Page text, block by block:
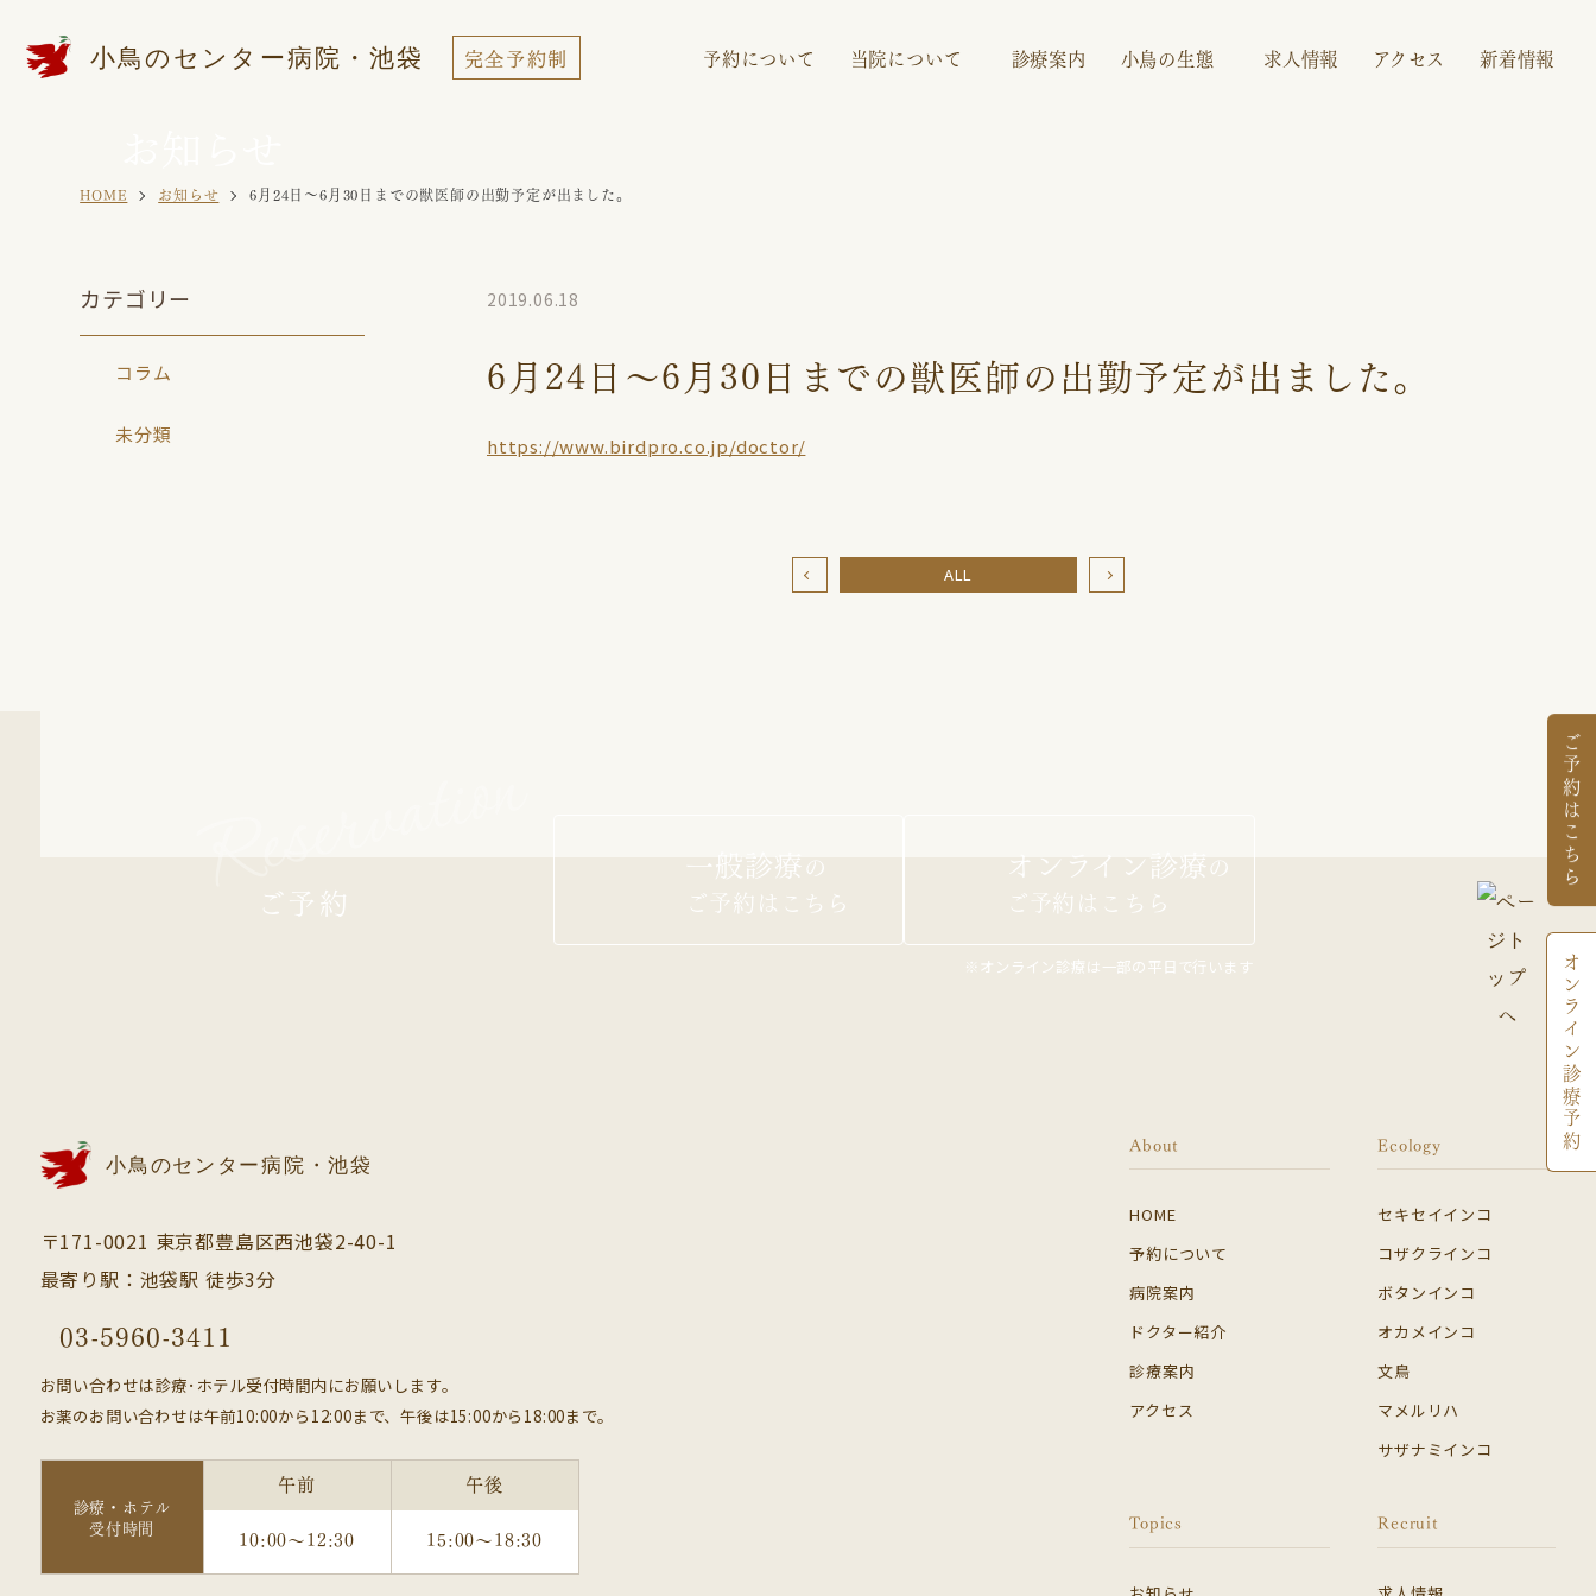
小鳥のセンター病院・池袋 完全予約制 予約について 当院について
病院案内
診療案内 小鳥の生態
セキセイインコ
求人情報 アクセス 新着情報
お知らせ
ご予約はこちら
オンライン診療予約
HOME お知らせ 6月24日〜6月30日までの獣医師の出勤予定が出ました。
カテゴリー
コラム
未分類
2019.06.18
6月24日〜6月30日までの獣医師の出勤予定が出ました。
https://www.birdpro.co.jp/doctor/
ALL
ご予約
一般診療 の
ご予約はこちら
オンライン診療の
ご予約はこちら
※オンライン診療は一部の平日で行います
小鳥のセンター病院・池袋
〒171-0021 東京都豊島区西池袋2-40-1
最寄り駅：池袋駅 徒歩3分
03-5960-3411
お問い合わせは診療･ホテル受付時間内にお願いします。
お薬のお問い合わせは午前10:00から12:00まで、午後は15:00から18:00まで。
診療・ホテル
受付時間
午前 午後
10:00～12:30 15:00～18:30
About
HOME
予約について
病院案内
ドクター紹介
診療案内
アクセス
Ecology
セキセイインコ
コザクラインコ
ボタンインコ
オカメインコ
文鳥
マメルリハ
サザナミインコ
Topics Recruit